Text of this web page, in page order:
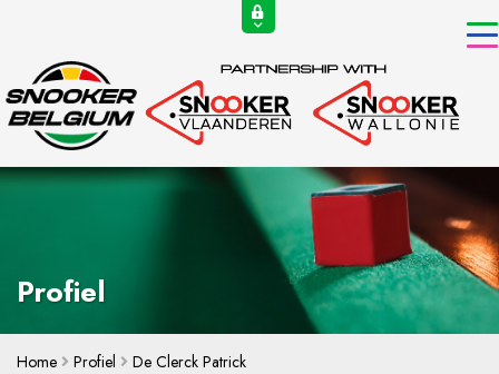
Profiel
Home Profiel De Clerck Patrick